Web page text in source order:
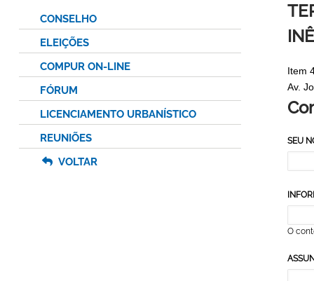
Item
Av.
SEU
O
CONSELHO
ELEIÇÕES
COMPUR ON-LINE
FÓRUM
LICENCIAMENTO URBANÍSTICO
REUNIÕES
VOLTAR